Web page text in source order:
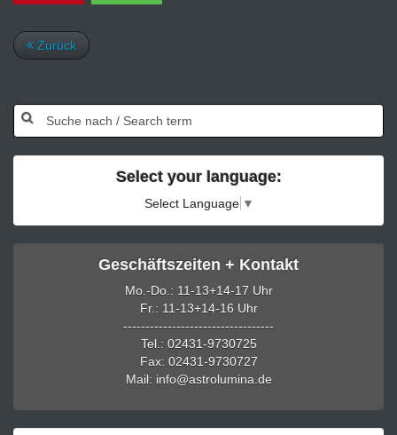
Zurück
Select your language:
Select Language ▼
Geschäftszeiten + Kontakt
Mo.-Do.: 11-13+14-17 Uhr
Fr.: 11-13+14-16 Uhr
----------------------------------
Tel.: 02431-9730725
Fax: 02431-9730727
Mail: info@astrolumina.de